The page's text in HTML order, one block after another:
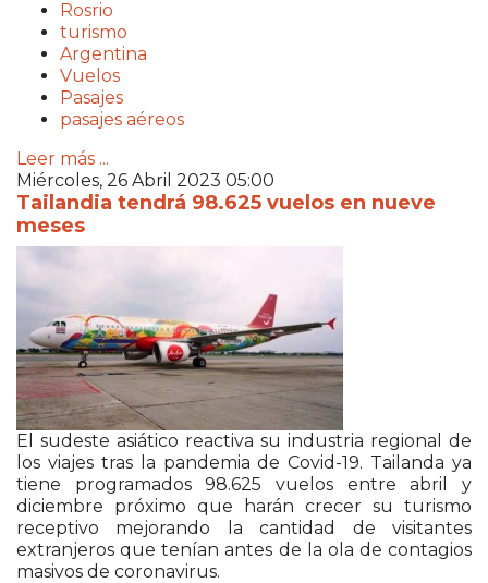
Rosrio
turismo
Argentina
Vuelos
Pasajes
pasajes aéreos
Leer más ...
Miércoles, 26 Abril 2023 05:00
Tailandia tendrá 98.625 vuelos en nueve
meses
El sudeste asiático reactiva su industria regional de
los viajes tras la pandemia de Covid-19. Tailanda ya
tiene programados 98.625 vuelos entre abril y
diciembre próximo que harán crecer su turismo
receptivo mejorando la cantidad de visitantes
extranjeros que tenían antes de la ola de contagios
masivos de coronavirus.